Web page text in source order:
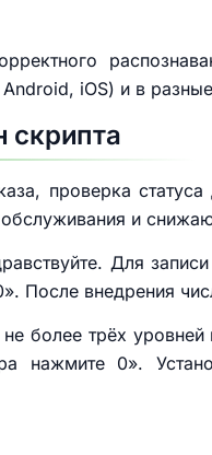
iOS) и в
проверка
и
Для
После внедрения
более трёх
0».